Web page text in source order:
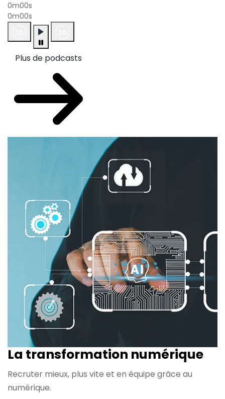
0m00s
0m00s
Plus de podcasts
La transformation numérique
Recruter mieux, plus vite et en équipe grâce au
numérique.